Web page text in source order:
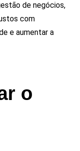
de negócios,
com
e aumentar a
o